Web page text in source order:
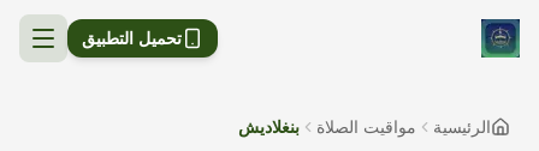
تحميل التطبيق
الرئيسية مواقيت الصلاة بنغلاديش